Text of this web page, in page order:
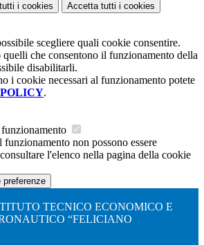
i cookies Accetta tutti i cookies
scegliere quali cookie consentire.
quelli che consentono il funzionamento della
disabilitarli.
i cookie necessari al funzionamento potete
.
non possono essere
l'elenco nella pagina della cookie
preferenze
TECNICO ECONOMICO E
“FELICIANO